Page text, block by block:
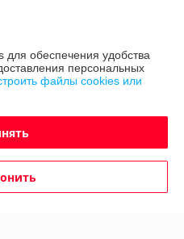
обеспечения удобства
персональных
файлы cookies или